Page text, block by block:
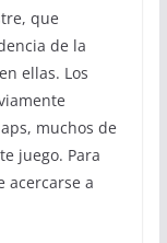
que
de la
ellas. Los
muchos de
juego. Para
acercarse a